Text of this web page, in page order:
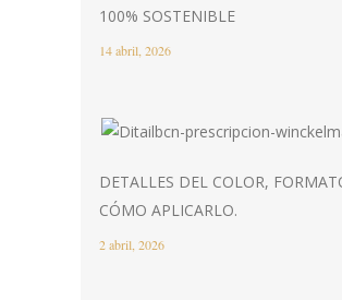
100% SOSTENIBLE
14 abril, 2026
DETALLES DEL COLOR,
CÓMO APLICARLO.
2 abril, 2026